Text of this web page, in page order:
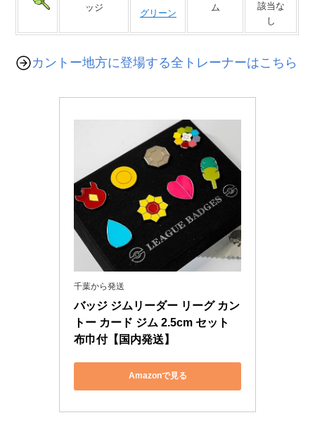
ッジ
ム
グリーン
該当な
し
カントー地方に登場する全トレーナーはこちら
千葉から発送
バッジ ジムリーダー リーグ カン
トー カード ジム 2.5cm セット
布巾付【国内発送】
Amazonで見る